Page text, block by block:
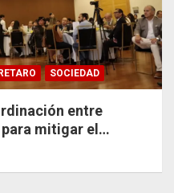
SOCIEDAD
entre
mitigar el